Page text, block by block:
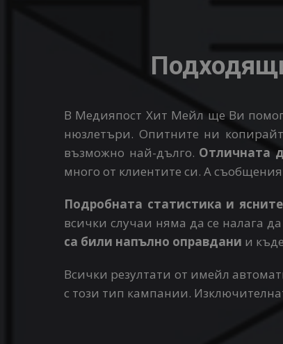
В Медияпост Хит Мейл ще Ви
нюзлетъри. Опитните ни
възможно най-дълго. Отличната
много от клиентите си. А
Подробната статистика и
всички случаи няма да се налага
са били напълно оправдани и
Всички резултати от имейл
с този тип кампании.